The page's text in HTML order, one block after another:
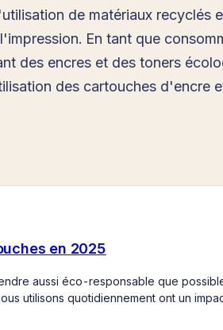
de matériaux recyclés
En tant que
des encres et des toners
des cartouches d'encre
en 2025
aussi éco-responsable que
utilisons quotidiennement ont un